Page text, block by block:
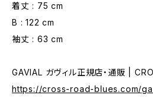
着丈 : 75 cm
B : 122 cm
袖丈 : 63 cm
GAVIAL ガヴィル正規店・通販 |
https://cross-road-blues.com/